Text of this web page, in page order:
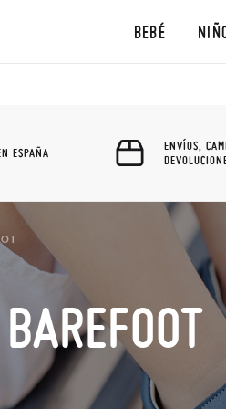
BEBÉ
ESPAÑA
ENVÍOS,